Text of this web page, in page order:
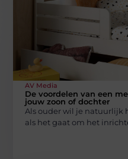
AV Media
De voordelen van een
jouw zoon of dochter
Als ouder wil je natuurlijk
als het gaat om het